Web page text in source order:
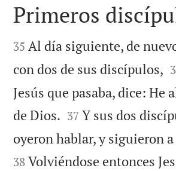

Primeros

35 Al día siguiente, de
con dos de sus discípulos, 
Jesús que pasaba, dice: He
de Dios. 

37 Y sus dos
oyeron hablar, y siguieron a
38 Volviéndose entonces